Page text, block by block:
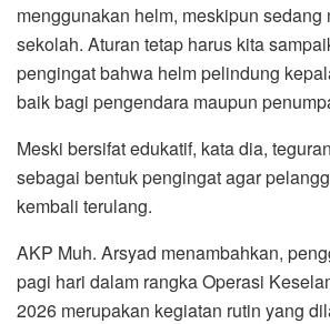
menggunakan helm, meskipun sedang
sekolah. Aturan tetap harus kita
pengingat bahwa helm pelindung
baik bagi pengendara maupun
Meski bersifat edukatif, kata dia,
sebagai bentuk pengingat agar
kembali terulang.
AKP Muh. Arsyad menambahkan,
pagi hari dalam rangka Operasi
2026 merupakan kegiatan rutin yang